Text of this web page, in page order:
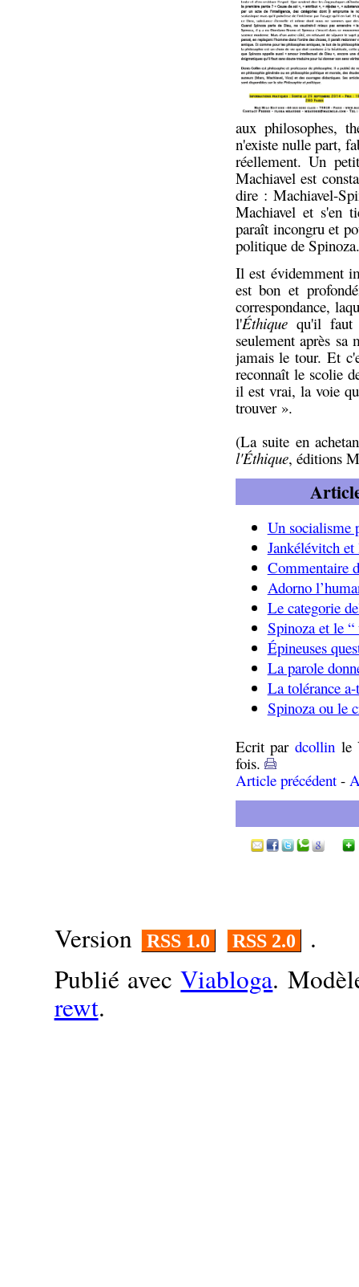
aux philosophes,
n'existe nulle part,
réellement. Un
Machiavel est
dire : Machiavel-
Machiavel et s'en
paraît incongru et
politique de Spinoza.
Il est évidemment
est bon et
correspondance,
l'Éthiquequ'il faut
seulement après
jamais le tour. Et
reconnaît le scolie
il est vrai, la voie
trouver ».
(La suite en
l'Éthique, éditions
Un socialisme
Jankélévitch
Commentaire
Adorno
Le categorie
Spinoza et le
Épineuses
La parole
La tolérance
Spinoza ou le
Ecrit pardcollin le
fois.
Article précédent-
Version RSS 1.0 RSS 2.0
.
Publié avecViabloga.
rewt.